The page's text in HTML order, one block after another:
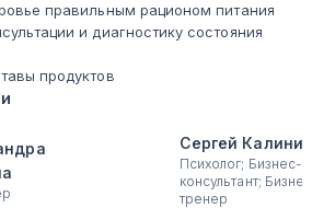
правильным рационом питания
и диагностику состояния
продуктов
Сергей Калинин
Психолог; Бизнес-
консультант; Бизнес-
тренер